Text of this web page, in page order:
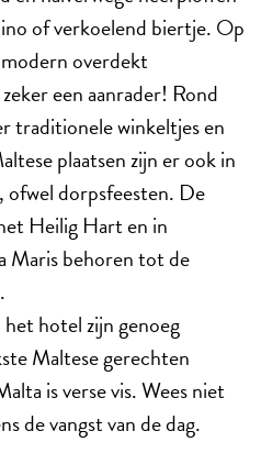
of verkoelend biertje. Op
overdekt
een aanrader! Rond
traditionele winkeltjes en
plaatsen zijn er ook in
ofwel dorpsfeesten. De
Heilig Hart en in
Maris behoren tot de
hotel zijn genoeg
Maltese gerechten
is verse vis. Wees niet
de vangst van de dag.